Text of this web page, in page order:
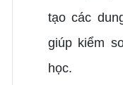
tạo các
giúp kiểm
học.